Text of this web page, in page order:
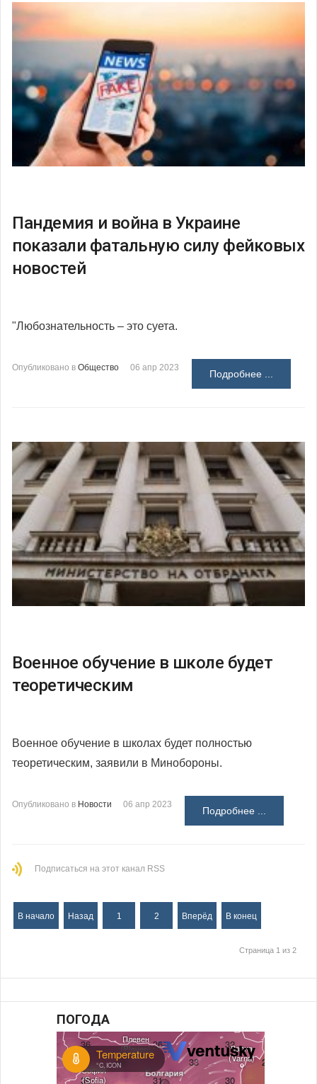
Пандемия и война в Украине
показали фатальную силу фейковых
новостей
"Любознательность – это суета.
Опубликовано в Общество 06 апр 2023
Подробнее ...
Военное обучение в школе будет
теоретическим
Военное обучение в школах будет полностью
теоретическим, заявили в Минобороны.
Опубликовано в Новости 06 апр 2023
Подробнее ...
Подписаться на этот канал RSS
В начало Назад 1 2 Вперёд В конец
Страница 1 из 2
ПОГОДА